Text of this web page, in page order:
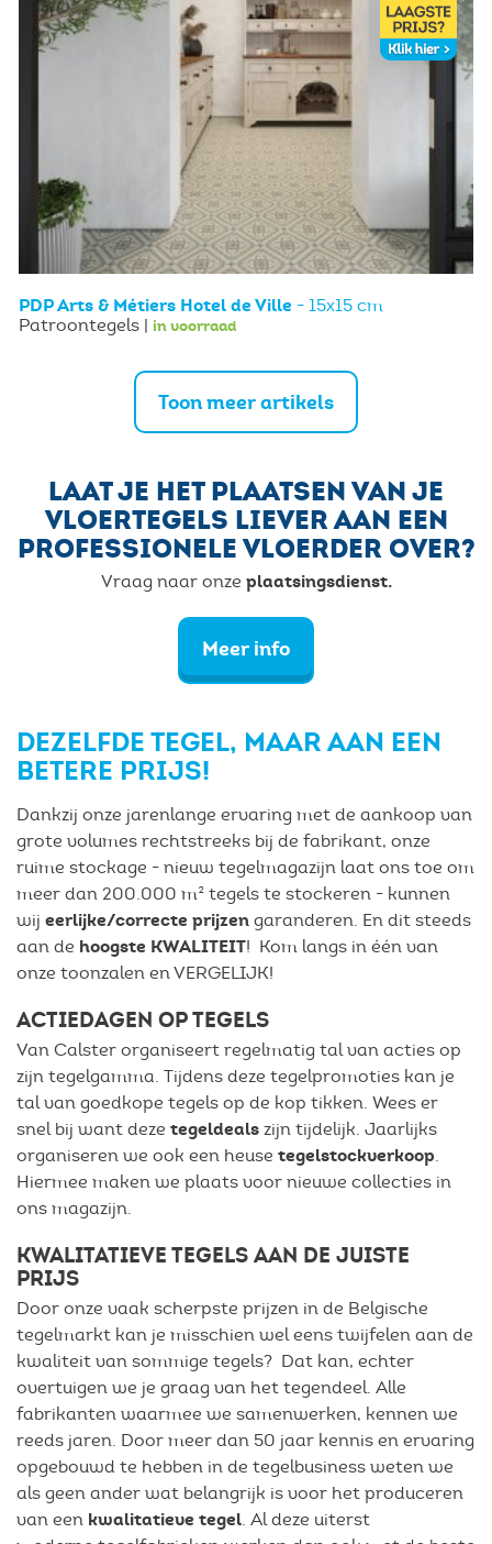
PDP Arts & Métiers Hotel de Ville - 15x15 cm
Patroontegels | in voorraad
Toon meer artikels
LAAT JE HET PLAATSEN VAN JE
VLOERTEGELS LIEVER AAN EEN
PROFESSIONELE VLOERDER OVER?
Vraag naar onze plaatsingsdienst.
Meer info
DEZELFDE TEGEL, MAAR AAN EEN
BETERE PRIJS!
Dankzij onze jarenlange ervaring met de aankoop van
grote volumes rechtstreeks bij de fabrikant, onze
ruime stockage - nieuw tegelmagazijn laat ons toe om
meer dan 200.000 m² tegels te stockeren - kunnen
wij eerlijke/correcte prijzen garanderen. En dit steeds
aan de hoogste KWALITEIT! Kom langs in één van
onze toonzalen en VERGELIJK!
ACTIEDAGEN OP TEGELS
Van Calster organiseert regelmatig tal van acties op
zijn tegelgamma. Tijdens deze tegelpromoties kan je
tal van goedkope tegels op de kop tikken. Wees er
snel bij want deze tegeldeals zijn tijdelijk. Jaarlijks
organiseren we ook een heuse tegelstockverkoop.
Hiermee maken we plaats voor nieuwe collecties in
ons magazijn.
KWALITATIEVE TEGELS AAN DE JUISTE
PRIJS
Door onze vaak scherpste prijzen in de Belgische
tegelmarkt kan je misschien wel eens twijfelen aan de
kwaliteit van sommige tegels? Dat kan, echter
overtuigen we je graag van het tegendeel. Alle
fabrikanten waarmee we samenwerken, kennen we
reeds jaren. Door meer dan 50 jaar kennis en ervaring
opgebouwd te hebben in de tegelbusiness weten we
als geen ander wat belangrijk is voor het produceren
van een kwalitatieve tegel. Al deze uiterst